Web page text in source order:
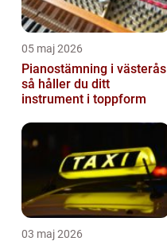
05 maj 2026
Pianostämning i västerås
så håller du ditt
instrument i toppform
03 maj 2026